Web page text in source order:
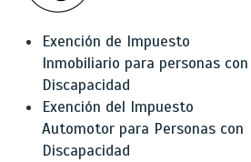
Exención de Impuesto
Inmobiliario para personas con
Discapacidad
Exención del Impuesto
Automotor para Personas con
Discapacidad